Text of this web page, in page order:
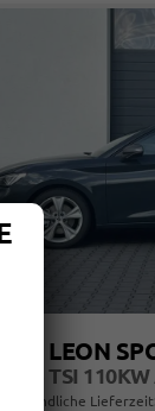
SEAT LEON
FR 1,5 TSI
Lieferzeit: